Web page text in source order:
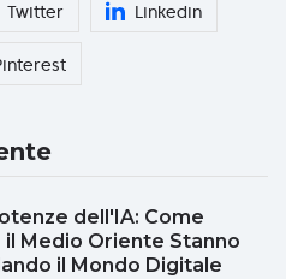
Twitter Linkedin
dell'IA: Come
il Medio Oriente Stanno
il Mondo Digitale